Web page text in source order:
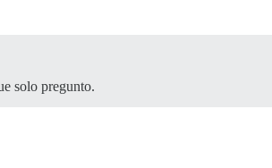
solo pregunto.